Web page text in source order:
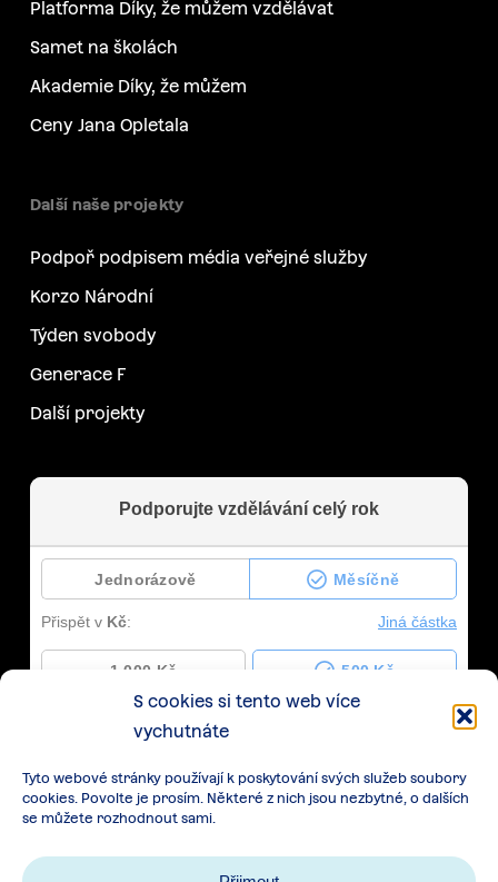
S cookies si tento web více
vychutnáte
Tyto webové stránky používají k poskytování svých služeb soubory
cookies. Povolte je prosím. Některé z nich jsou nezbytné, o dalších
se můžete rozhodnout sami.
Platforma Díky, že můžem vzdělávat
Samet na školách
Akademie Díky, že můžem
Ceny Jana Opletala
Další naše projekty
Podpoř podpisem média veřejné služby
Korzo Národní
Týden svobody
Generace F
Další projekty